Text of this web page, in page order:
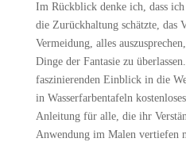
Im Rückblick denke ich, dass
die Zurückhaltung schätzte, das
Vermeidung, alles
Dinge der Fantasie zu
faszinierenden Einblick in die
in Wasserfarbentafeln
Anleitung für alle, die ihr
Anwendung im Malen vertiefen